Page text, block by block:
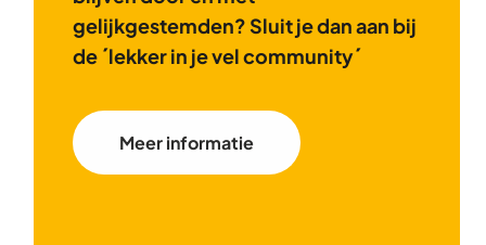
gelijkgestemden? Sluit je dan aan bij
de ´lekker in je vel community´
Meer informatie